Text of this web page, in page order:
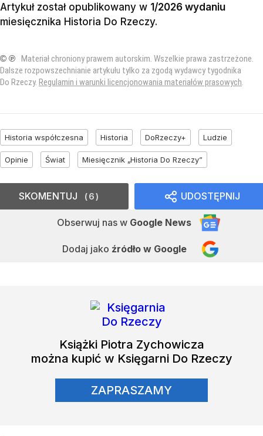
Artykuł został opublikowany w 1/2026 wydaniu
miesięcznika Historia Do Rzeczy.
© ℗ Materiał chroniony prawem autorskim. Wszelkie prawa zastrzeżone.
Dalsze rozpowszechnianie artykułu tylko za zgodą wydawcy tygodnika
Do Rzeczy. Regulamin i warunki licencjonowania materiałów prasowych
Historia współczesna Historia DoRzeczy+ Ludzie
Opinie Świat Miesięcznik „Historia Do Rzeczy”
UDOSTĘPNIJ
Obserwuj nas w Google News
Dodaj jako źródło w Google
SKOMENTUJ 6
Książki Piotra Zychowicza
można kupić w Księgarni Do Rzeczy
ZAPRASZAMY